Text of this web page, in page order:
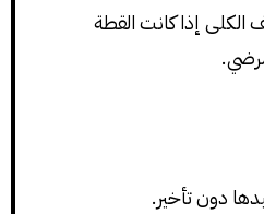
إذا كانت القطة
دون تأخير.